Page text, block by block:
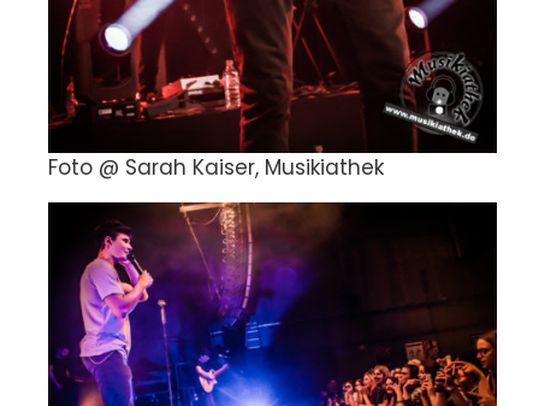
Foto @ Sarah Kaiser, Musikiathek